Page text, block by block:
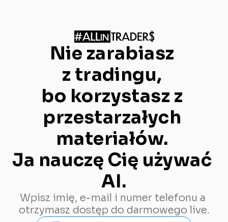
Nie zarabiasz
z tradingu,
bo korzystasz z
przestarzałych
materiałów.
Ja nauczę Cię używać
AI.
Wpisz imię, e-mail i numer telefonu a
otrzymasz dostęp do darmowego live.